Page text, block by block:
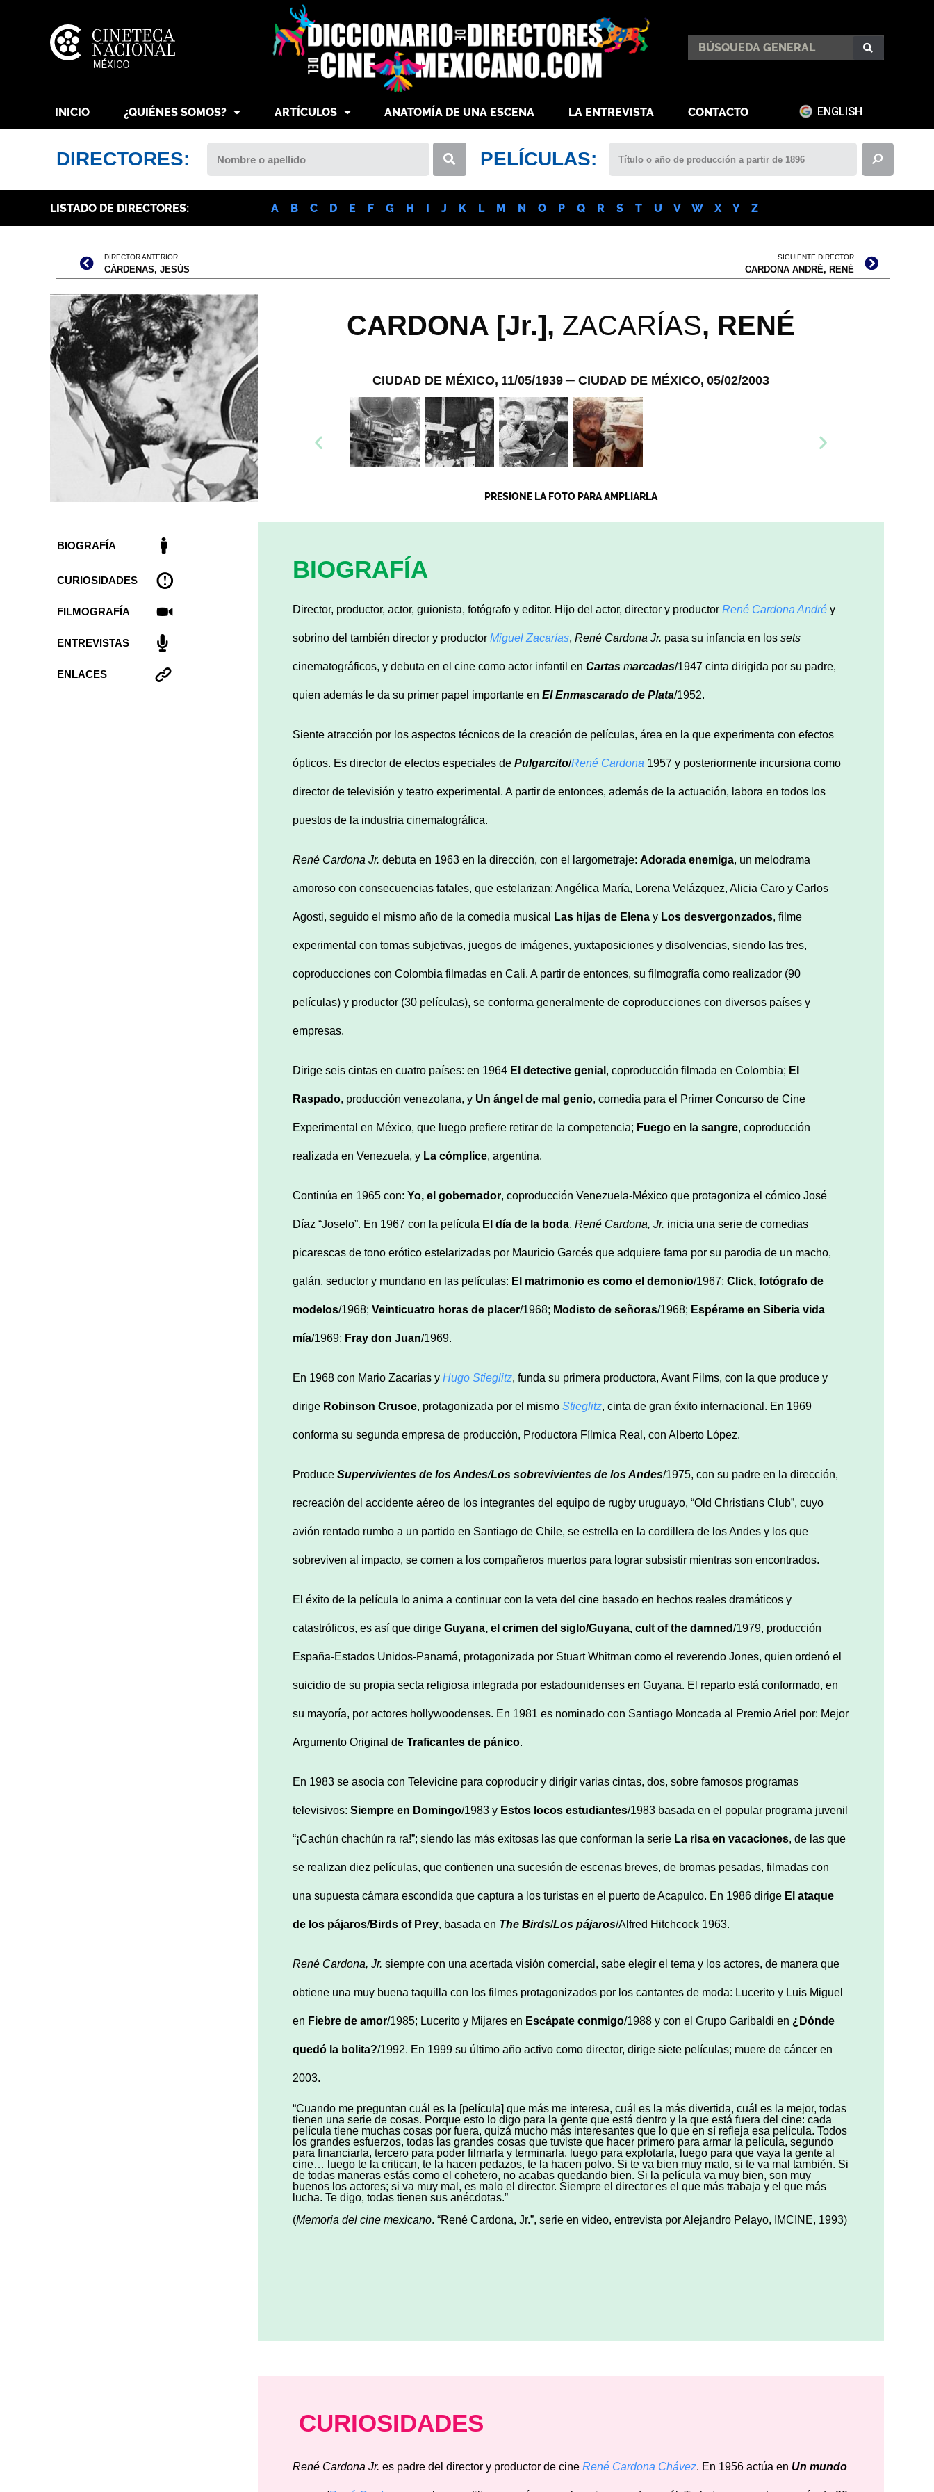
INICIO ¿QUIÉNES SOMOS? ARTÍCULOS ANATOMÍA DE UNA ESCENA LA ENTREVISTA CONTACTO ENGLISH
DIRECTORES: PELÍCULAS:
LISTADO DE DIRECTORES: A B C D E F G H I J K L M N O P Q R S T U V W X Y Z
DIRECTOR ANTERIOR
CÁRDENAS, JESÚS
SIGUIENTE DIRECTOR
CARDONA ANDRÉ, RENÉ
BIOGRAFÍA
CURIOSIDADES
FILMOGRAFÍA
ENTREVISTAS
ENLACES
CARDONA [Jr.], ZACARÍAS, RENÉ
CIUDAD DE MÉXICO, 11/05/1939 ─ CIUDAD DE MÉXICO, 05/02/2003
PRESIONE LA FOTO PARA AMPLIARLA
BIOGRAFÍA
Director, productor, actor, guionista, fotógrafo y editor. Hijo del actor, director y productor René Cardona André y
sobrino del también director y productor Miguel Zacarías, René Cardona Jr. pasa su infancia en los sets
cinematográficos, y debuta en el cine como actor infantil en Cartas marcadas/1947 cinta dirigida por su padre,
quien además le da su primer papel importante en El Enmascarado de Plata/1952.
Siente atracción por los aspectos técnicos de la creación de películas, área en la que experimenta con efectos
ópticos. Es director de efectos especiales de Pulgarcito/René Cardona 1957 y posteriormente incursiona como
director de televisión y teatro experimental. A partir de entonces, además de la actuación, labora en todos los
puestos de la industria cinematográfica.
René Cardona Jr. debuta en 1963 en la dirección, con el largometraje: Adorada enemiga, un melodrama
amoroso con consecuencias fatales, que estelarizan: Angélica María, Lorena Velázquez, Alicia Caro y Carlos
Agosti, seguido el mismo año de la comedia musical Las hijas de Elena y Los desvergonzados, filme
experimental con tomas subjetivas, juegos de imágenes, yuxtaposiciones y disolvencias, siendo las tres,
coproducciones con Colombia filmadas en Cali. A partir de entonces, su filmografía como realizador (90
películas) y productor (30 películas), se conforma generalmente de coproducciones con diversos países y
empresas.
Dirige seis cintas en cuatro países: en 1964 El detective genial , coproducción filmada en Colombia; El
Raspado, producción venezolana, y Un ángel de mal genio, comedia para el Primer Concurso de Cine
Experimental en México, que luego prefiere retirar de la competencia; Fuego en la sangre, coproducción
realizada en Venezuela, y La cómplice, argentina.
Continúa en 1965 con: Yo, el gobernador, coproducción Venezuela-México que protagoniza el cómico José
Díaz “Joselo”. En 1967 con la película El d ía de la boda, René Cardona, Jr. inicia una serie de comedias
picarescas de tono erótico estelarizadas por Mauricio Garcés que adquiere fama por su parodia de un macho,
galán, seductor y mundano en las películas: El matrimonio es como el demonio/1967; Click, fotógrafo de
modelos/1968; Veinticuatro horas de placer/1968; Modisto de señoras/1968; Espérame en Siberia vida
mía/1969; Fray don Juan/1969.
En 1968 con Mario Zacarías y Hugo Stieglitz, funda su primera productora, Avant Films, con la que produce y
dirige Robinson Crusoe, protagonizada por el mismo Stieglitz, cinta de gran éxito internacional. En 1969
conforma su segunda empresa de producción, Productora Fílmica Real, con Alberto López.
Produce Supervivientes de los Andes/Los sobrevivientes de los Andes/1975, con su padre en la dirección,
recreación del accidente aéreo de los integrantes del equipo de rugby uruguayo, “Old Christians Club”, cuyo
avión rentado rumbo a un partido en Santiago de Chile, se estrella en la cordillera de los Andes y los que
sobreviven al impacto, se comen a los compañeros muertos para lograr subsistir mientras son encontrados.
El éxito de la película lo anima a continuar con la veta del cine basado en hechos reales dramáticos y
catastróficos, es así que dirige Guyana, el crimen del siglo/Guyana, cult of the damned/1979, producción
España-Estados Unidos-Panamá, protagonizada por Stuart Whitman como el reverendo Jones, quien ordenó el
suicidio de su propia secta religiosa integrada por estadounidenses en Guyana. El reparto está conformado, en
su mayoría, por actores hollywoodenses. En 1981 es nominado con Santiago Moncada al Premio Ariel por: Mejor
Argumento Original de Traficantes de pánico.
En 1983 se asocia con Televicine para coproducir y dirigir varias cintas, dos, sobre famosos programas
televisivos: Siempre en Domingo/1983 y Estos locos estudiantes/1983 basada en el popular programa juvenil
“¡Cachún chachún ra ra!”; siendo las más exitosas las que conforman la serie La risa en vacaciones, de las que
se realizan diez películas, que contienen una sucesión de escenas breves, de bromas pesadas, filmadas con
una supuesta cámara escondida que captura a los turistas en el puerto de Acapulco. En 1986 dirige El ataque
de los pájaros/Birds of Prey, basada en The Birds/Los pájaros/Alfred Hitchcock 1963.
René Cardona, Jr. siempre con una acertada visión comercial, sabe elegir el tema y los actores, de manera que
obtiene una muy buena taquilla con los filmes protagonizados por los cantantes de moda: Lucerito y Luis Miguel
en Fiebre de amor/1985; Lucerito y Mijares en Escápate conmigo/1988 y con el Grupo Garibaldi en ¿ Dónde
quedó la bolita?/1992. En 1999 su último año activo como director, dirige siete películas; muere de cáncer en
2003.
“Cuando me preguntan cuál es la [película] que más me interesa, cuál es la más divertida, cuál es la mejor, todas
tienen una serie de cosas. Porque esto lo digo para la gente que está dentro y la que está fuera del cine: cada
película tiene muchas cosas por fuera, quizá mucho más interesantes que lo que en sí refleja esa película. Todos
los grandes esfuerzos, todas las grandes cosas que tuviste que hacer primero para armar la película, segundo
para financiarla, tercero para poder filmarla y terminarla, luego para explotarla, luego para que vaya la gente al
cine… luego te la critican, te la hacen pedazos, te la hacen polvo. Si te va bien muy malo, si te va mal también. Si
de todas maneras estás como el cohetero, no acabas quedando bien. Si la película va muy bien, son muy
buenos los actores; si va muy mal, es malo el director. Siempre el director es el que más trabaja y el que más
lucha. Te digo, todas tienen sus anécdotas.”
(Memoria del cine mexicano. “René Cardona, Jr.”, serie en video, entrevista por Alejandro Pelayo, IMCINE, 1993)
CURIOSIDADES
René Cardona Jr. es padre del director y productor de cine René Cardona Chávez. En 1956 actúa en Un mundo